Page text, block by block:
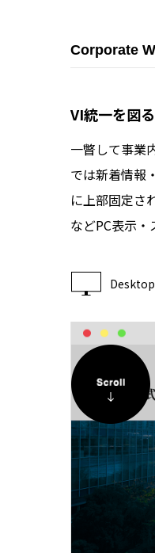
Corporate
VI統一を図
一瞥して事業
では新着情報
に上部固定さ
などPC表示
Desktop